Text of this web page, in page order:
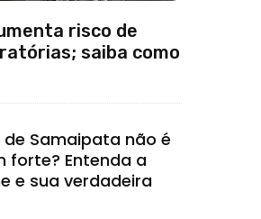
risco de
saiba como
de Samaipata não é
forte? Entenda a
e sua verdadeira